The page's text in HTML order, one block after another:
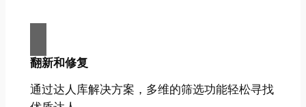
翻新和修复
通过达人库解决方案，多维的筛选功能轻松寻找